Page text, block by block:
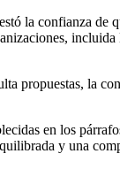
la confianza de
propuestas, la
en los
y una